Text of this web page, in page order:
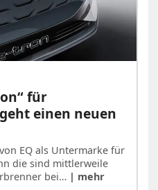
für
einen neuen
EQ als Untermarke für
die sind mittlerweile
bei… | mehr